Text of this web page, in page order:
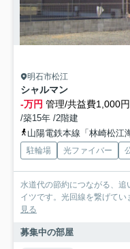
明石市松江
シャルマン
-万円 管理/共益費1,000
/築15年 /2階建
山陽電鉄本線「林崎松江
駐輪場 光ファイバー
水道代の節約につながる、
イツです。光回線を繋げてい
見る
募集中の部屋